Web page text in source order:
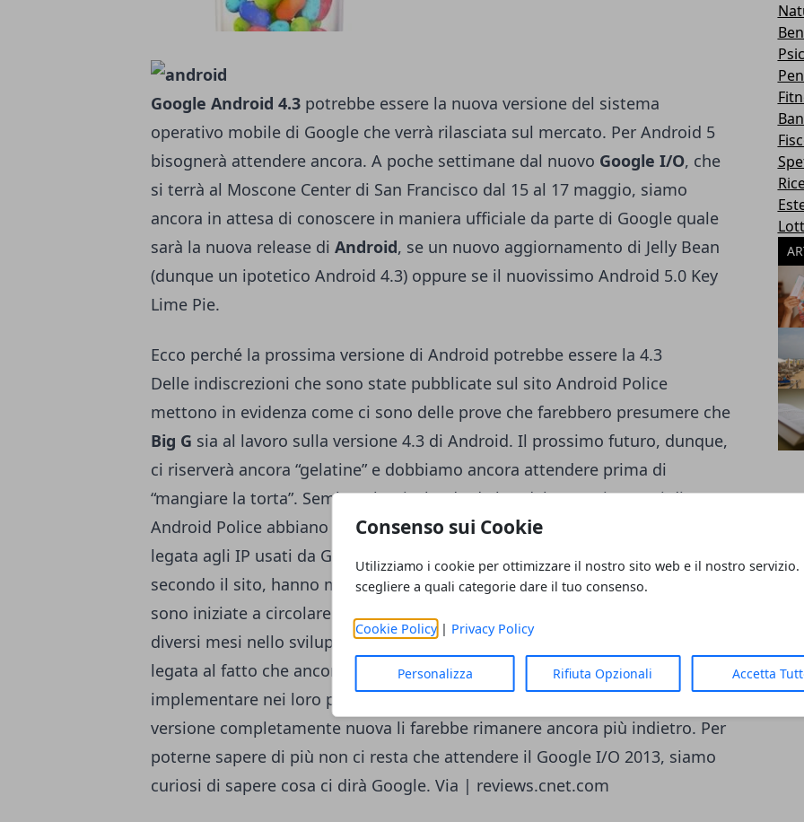
Consenso sui Cookie
Utilizziamo i cookie per ottimizzare il nostro sito web e il nostro servizio.
scegliere a quali categorie dare il tuo consenso.
Cookie Policy| Privacy Policy
Personalizza Rifiuta Opzionali Accetta
Google Android 4.3 potrebbe essere la nuova versione del sistema
operativo mobile di Google che verrà rilasciata sul mercato. Per Android 5
bisognerà attendere ancora. A poche settimane dal nuovo Google I/O, che
si terrà al Moscone Center di San Francisco dal 15 al 17 maggio, siamo
ancora in attesa di conoscere in maniera ufficiale da parte di Google quale
sarà la nuova release di Android, se un nuovo aggiornamento di Jelly Bean
(dunque un ipotetico Android 4.3) oppure se il nuovissimo Android 5.0 Key
Lime Pie.
Ecco perché la prossima versione di Android potrebbe essere la 4.3
Delle indiscrezioni che sono state pubblicate sul sito Android Police
mettono in evidenza come ci sono delle prove che farebbero presumere che
Big G sia al lavoro sulla versione 4.3 di Android. Il prossimo futuro, dunque,
ci riserverà ancora “gelatine” e dobbiamo ancora attendere prima di
“mangiare la torta”. Sembra che risalendo da log del server i ragazzi di
Android Police abbiano notato una build dal nome Android 4.3 JWR23B ,
legata agli IP usati da Google, nello specifico legati a due impiegati che,
secondo il sito, hanno molto a che fare con Android. Contemporaneamente
sono iniziate a circolare delle voci, la scorsa settimana, di un ritardo di
diversi mesi nello sviluppo diAndroid 5.0
. La motivazione potrebbe essere
legata al fatto che ancora molti produttori di smartphone sono al lavoro per
implementare nei loro prodotti Android 4.2, dunque passare ad una
versione completamente nuova li farebbe rimanere ancora più indietro. Per
poterne sapere di più non ci resta che attendere il Google I/O 2013, siamo
curiosi di sapere cosa ci dirà Google. Via | reviews.cnet.com